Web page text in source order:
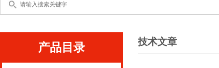
产品目录 技术文章